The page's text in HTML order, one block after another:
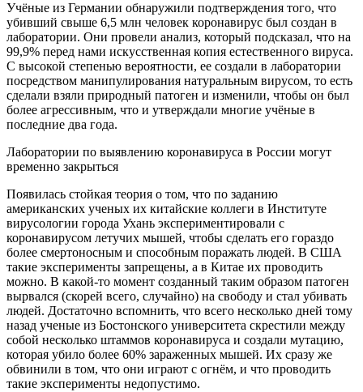
Учёные из Германии обнаружили подтверждения того, что
убивший свыше 6,5 млн человек коронавирус был создан в
лаборатории. Они провели анализ, который подсказал, что на
99,9% перед нами искусственная копия естественного вируса.
С высокой степенью вероятности, ее создали в лаборатории
посредством манипулирования натуральным вирусом, то есть
сделали взяли природный патоген и изменили, чтобы он был
более агрессивным, что и утверждали многие учёные в
последние два года.
Лаборатории по выявлению коронавируса в России могут
временно закрыться
Появилась стойкая теория о том, что по заданию
американских ученых их китайские коллеги в Институте
вирусологии города Ухань экспериментировали с
коронавирусом летучих мышей, чтобы сделать его гораздо
более смертоносным и способным поражать людей. В США
такие эксперименты запрещены, а в Китае их проводить
можно. В какой-то момент созданный таким образом патоген
вырвался (скорей всего, случайно) на свободу и стал убивать
людей. Достаточно вспомнить, что всего несколько дней тому
назад ученые из Бостонского университета скрестили между
собой несколько штаммов коронавируса и создали мутацию,
которая убило более 60% зараженных мышей. Их сразу же
обвинили в том, что они играют с огнём, и что проводить
такие эксперименты недопустимо.